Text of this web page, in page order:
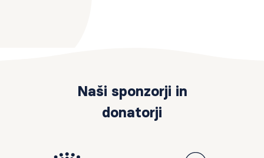
Naši sponzorji in
donatorji